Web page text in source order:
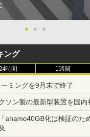
● ● ●
ング
時間 1週間
ミングを9月末で終了
ソン製の最新型装置を国内
ahamo40GB化は検証のた